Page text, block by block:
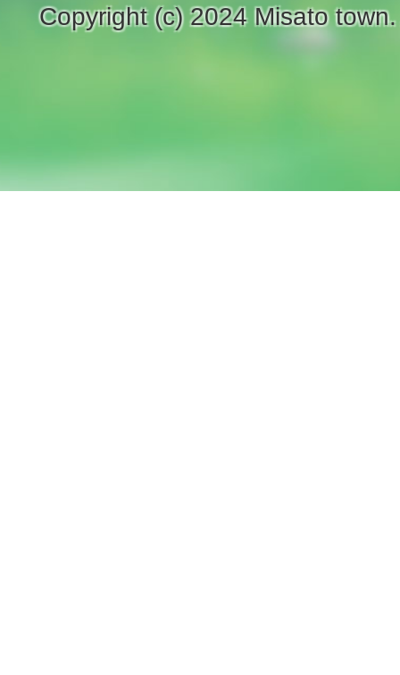
Copyright (c) 2024 Misato